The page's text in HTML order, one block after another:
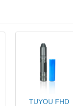
TUYOU FHD